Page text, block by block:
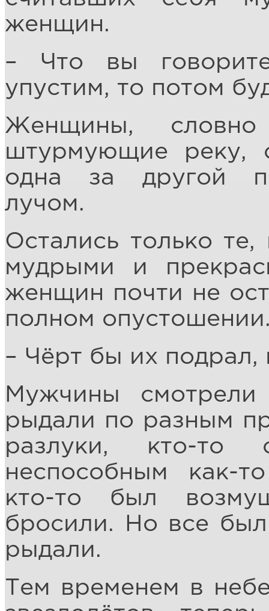
женщин.
– Что вы
упустим, то потом
Женщины,
штурмующие реку,
одна за другой
лучом.
Остались только
мудрыми и
женщин почти не
полном
– Чёрт бы их подрал,
Мужчины
рыдали по разным
разлуки, кто-
неспособным как-
кто-то был
бросили. Но все
рыдали.
Тем временем в